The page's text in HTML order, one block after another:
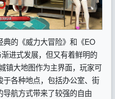
的《威力大冒险》和《EO
进式发展，但又有着鲜明的
镇大地图作为主界面，玩家可
各种地点，包括办公室、街
航方式带来了较强的自由